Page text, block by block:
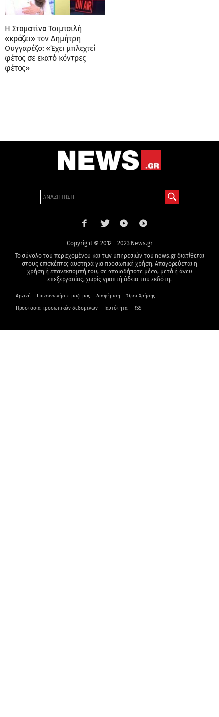
Η Σταματίνα Τσιμτσιλή
«κράζει» τον Δημήτρη
Ουγγαρέζο: «Έχει μπλεχτεί
φέτος σε εκατό κόντρες
φέτος»
Copyright © 2012 - 2023 News.gr
Το σύνολο του περιεχομένου και των υπηρεσιών του news.gr διατίθεται
στους επισκέπτες αυστηρά για προσωπική χρήση. Απαγορεύεται η
χρήση ή επανεκπομπή του, σε οποιοδήποτε μέσο, μετά ή άνευ
επεξεργασίας, χωρίς γραπτή άδεια του εκδότη.
Αρχική Επικοινωνήστε μαζί μας Διαφήμιση Όροι Χρήσης
Προστασία προσωπικών δεδομένων Ταυτότητα RSS